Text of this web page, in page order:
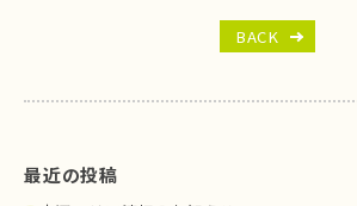
BACK
最近の投稿